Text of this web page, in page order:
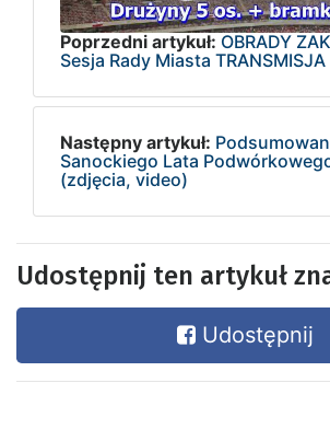
Poprzedni artykuł: OBRADY
Sesja Rady Miasta
Następny artykuł:
Sanockiego Lata
(zdjęcia, video)
Udostępnij ten artykuł
Udostępnij